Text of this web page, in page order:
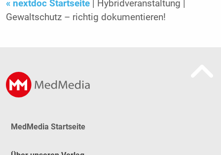
« nextdoc Startseite
| Hybridveranstaltung |
Gewaltschutz – richtig dokumentieren!
MedMedia Startseite